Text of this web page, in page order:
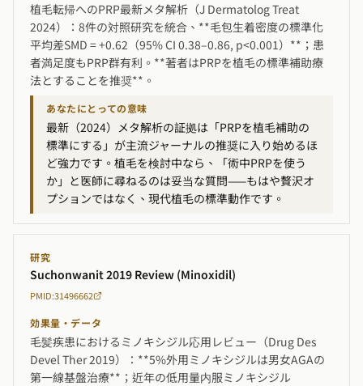
植毛転帰へのPRP最新メタ解析（J Dermatolog Treat
2024）：8件の対照研究を統合、**毛包生着密度の標準化
平均差SMD = +0.62（95% CI 0.38–0.86, p<0.001）**；患
者満足度もPRP群有利。**著者はPRPを植毛の標準補助療
法とすることを推奨**。
あなたにとっての意味
最新（2024）メタ解析の証拠は「PRPを植毛補助の
標準にする」が主流ジャーナルの推奨に入り始めるほ
ど強力です。植毛を検討中なら、「術中PRPを使う
か」と医師に尋ねるのは妥当な質問——もはや贅沢オ
プションではなく、現代植毛の標準動作です。
研究
Suchonwanit 2019 Review (Minoxidil)
PMID:31496662
効果量・データ
毛髪疾患におけるミノキシジル応用レビュー（Drug Des
Devel Ther 2019）：**5%外用ミノキシジルは男女AGAの
第一線基盤治療**；近年の低用量内服ミノキシジル